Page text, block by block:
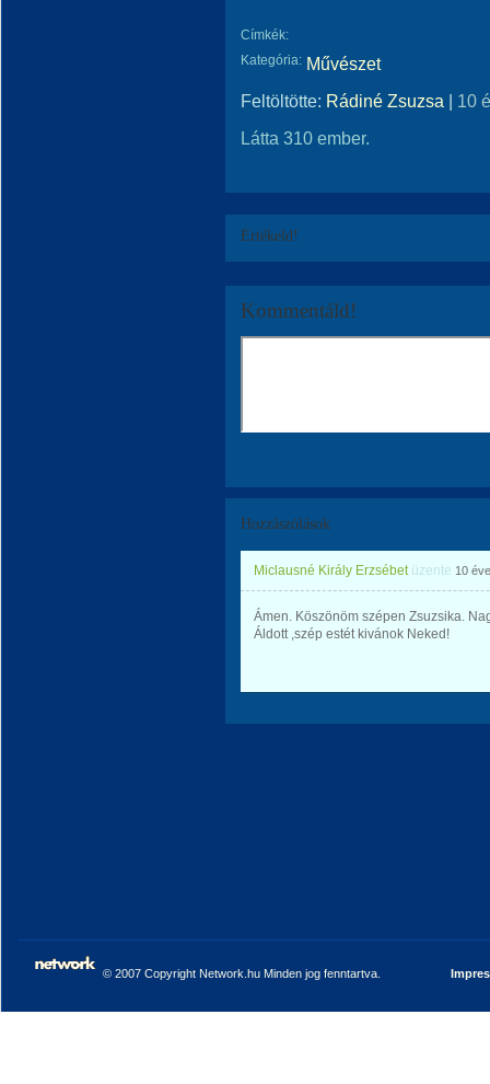
Címkék:
Kategória: Művészet
Feltöltötte: Rádiné Zsuzsa | 10
Látta 310 ember.
Értékeld!
Kommentáld!
Hozzászólások
Miclausné Király Erzsébetüzente 10 éve
Ámen. Köszönöm szépen Zsuzsika.
Áldott ,szép estét kivánok Neked!
© 2007 Copyright Network.hu Minden jog fenntartva.